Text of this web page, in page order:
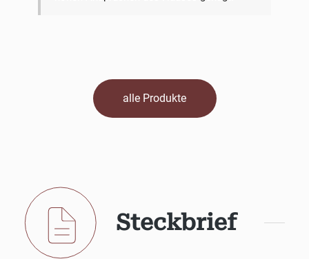
alle Produkte
Steckbrief